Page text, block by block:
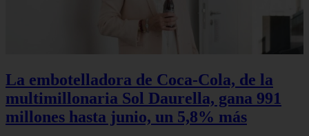
La embotelladora de Coca-Cola, de la
multimillonaria Sol Daurella, gana 991
millones hasta junio, un 5,8% más